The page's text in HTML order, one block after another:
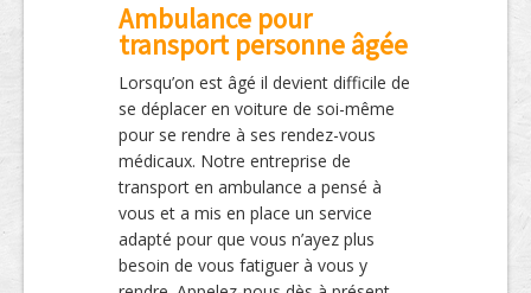
Ambulance pour
transport personne âgée
Lorsqu’on est âgé il devient difficile de
se déplacer en voiture de soi-même
pour se rendre à ses rendez-vous
médicaux. Notre entreprise de
transport en ambulance a pensé à
vous et a mis en place un service
adapté pour que vous n’ayez plus
besoin de vous fatiguer à vous y